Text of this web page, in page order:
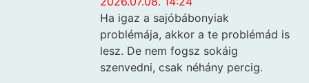
Ha igaz a sajóbábonyiak
problémája, akkor a te problémád is
lesz. De nem fogsz sokáig
szenvedni, csak néhány percig.